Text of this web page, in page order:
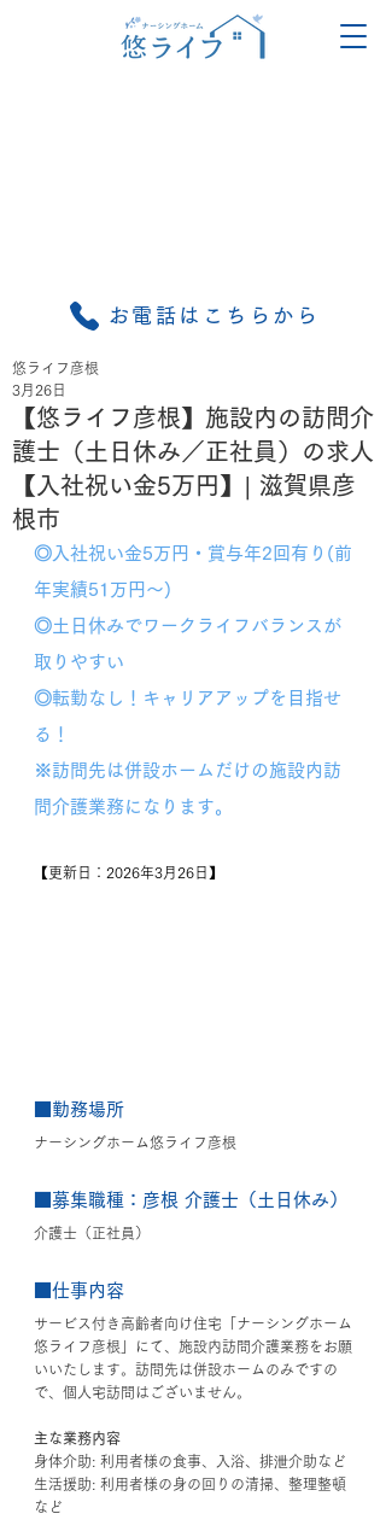
お電話はこちらから
【悠ライフ彦根】施設内の訪問介
護士（土日休み／正社員）の求人
【入社祝い金5万円】| 滋賀県彦
根市
悠ライフ彦根
3月26日
◎入社祝い金5万円・賞与年2回有り(前
年実績51万円～)
◎土日休みでワークライフバランスが
取りやすい
◎転勤なし！キャリアアップを目指せ
る！
※訪問先は併設ホームだけの施設内訪
問介護業務になります。
【更新日：2026年3月26日】
■勤務場所
ナーシングホーム悠ライフ彦根
■募集職種： 彦根 介護士（土日休み）
介護士（正社員）
■仕事内容
サービス付き高齢者向け住宅「ナーシングホーム
悠ライフ彦根」にて、施設内訪問介護業務をお願
いいたします。訪問先は併設ホームのみですの
で、個人宅訪問はございません。
主な業務内容
身体介助: 利用者様の食事、入浴、排泄介助など
生活援助: 利用者様の身の回りの清掃、整理整頓
など